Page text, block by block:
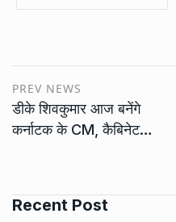
PREV NEWS
डीके शिवकुमार आज बनेंगे
कर्नाटक के CM, कैबिनेट…
Recent Post